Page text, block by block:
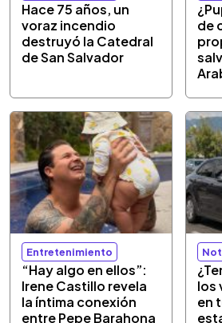
Hace 75 años, un
voraz incendio
destruyó la Catedral
de San Salvador
de
Entretenimiento
“Hay algo en ellos”:
Irene Castillo revela
la íntima conexión
entre Pepe Barahona
los
en